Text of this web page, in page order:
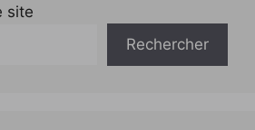
site
Rechercher